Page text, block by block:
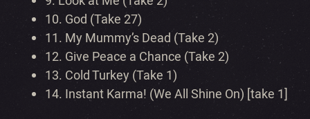
10. God (Take 27)
11. My Mummy’s Dead (Take 2)
12. Give Peace a Chance (Take 2)
13. Cold Turkey (Take 1)
14. Instant Karma! (We All Shine On) [take 1]